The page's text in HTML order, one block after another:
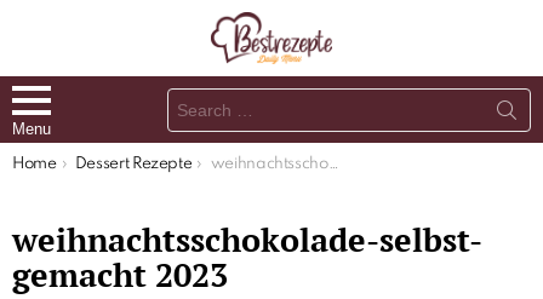
Menu
Search
for:
You are here:
Home Dessert Rezepte weihnachtsschokolade-selbst-gemacht 2023
weihnachtsschokolade-selbst-
gemacht 2023